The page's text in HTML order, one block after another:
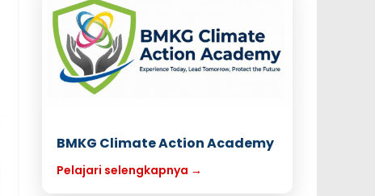
BMKG Climate Action Academy
Pelajari selengkapnya →